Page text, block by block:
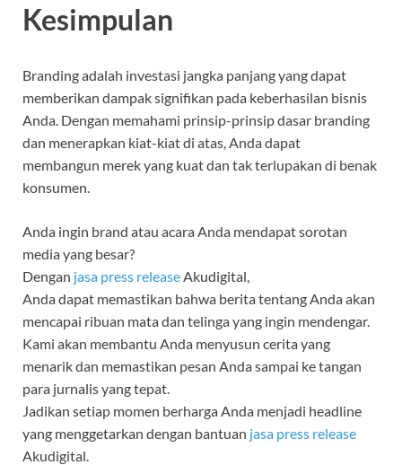
Kesimpulan
Branding adalah investasi jangka panjang yang dapat
memberikan dampak signifikan pada keberhasilan bisnis
Anda. Dengan memahami prinsip-prinsip dasar branding
dan menerapkan kiat-kiat di atas, Anda dapat
membangun merek yang kuat dan tak terlupakan di benak
konsumen.
Anda ingin brand atau acara Anda mendapat sorotan
media yang besar?
Dengan jasa press releaseAkudigital,
Anda dapat memastikan bahwa berita tentang Anda akan
mencapai ribuan mata dan telinga yang ingin mendengar.
Kami akan membantu Anda menyusun cerita yang
menarik dan memastikan pesan Anda sampai ke tangan
para jurnalis yang tepat.
Jadikan setiap momen berharga Anda menjadi headline
yang menggetarkan dengan bantuan jasa press release
Akudigital.